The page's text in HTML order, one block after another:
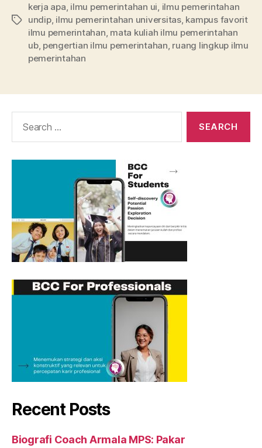
Tags
kerja apa ilmu pemerintahan ui ilmu pemerintahan
undip, ilmu pemerintahan universitas, kampus favorit
ilmu pemerintahan mata kuliah ilmu pemerintahan
ub, pengertian ilmu pemerintahan ruang lingkup ilmu
pemerintahan
Recent Posts
Biografi Coach Armala MPS: Pakar